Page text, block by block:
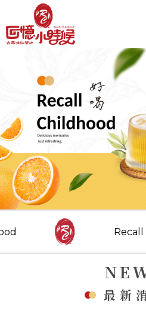
加盟優勢
飲品介紹
分店資訊
關於品牌
加盟優勢
分店資訊
最新消息
聯絡我們
CONTACT US
Recall
最新